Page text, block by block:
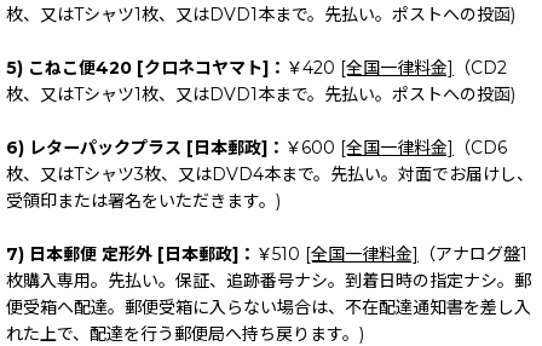
枚、又はTシャツ1枚、又はDVD1本まで。先払い。ポストへの投函)
5) こねこ便420 [クロネコヤマト]： ￥420 [全国一律料金]
（CD2
枚、又はTシャツ1枚、又はDVD1本まで。先払い。ポストへの投函)
6) レターパックプラス [日本郵政]： ￥600 [全国一律料金]
（CD6
枚、又はTシャツ3枚、又はDVD4本まで。先払い。対面でお届けし、
受領印または署名をいただきます。)
7) 日本郵便 定形外 [日本郵政]： ￥510 [全国一律料金]
（アナログ盤1
枚購入専用。先払い。保証、追跡番号ナシ。到着日時の指定ナシ。郵
便受箱へ配達。郵便受箱に入らない場合は、不在配達通知書を差し入
れた上で、配達を行う郵便局へ持ち戻ります。)